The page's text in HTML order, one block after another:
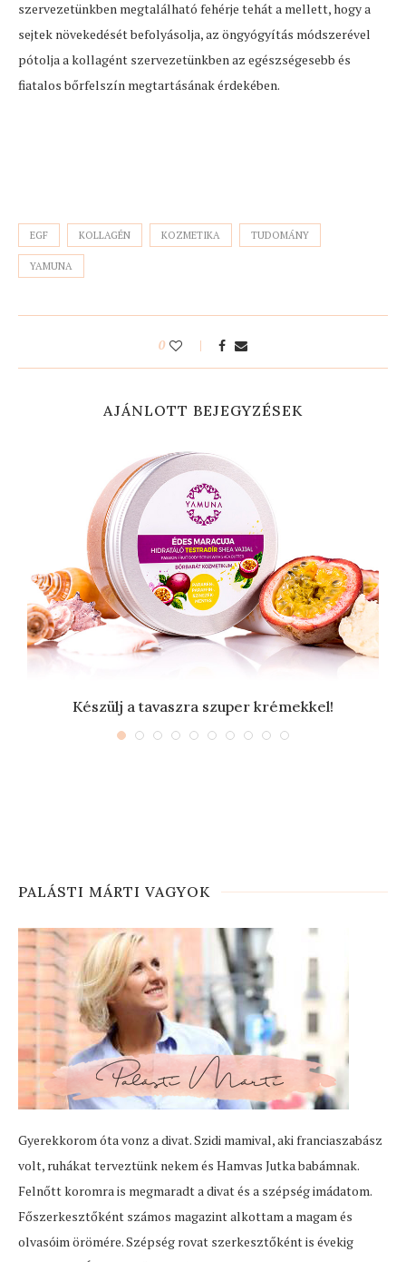
szervezetünkben megtalálható fehérje tehát a mellett, hogy a
sejtek növekedését befolyásolja, az öngyógyítás módszerével
pótolja a kollagént szervezetünkben az egészségesebb és
fiatalos bőrfelszín megtartásának érdekében.
EGF KOLLAGÉN KOZMETIKA TUDOMÁNY
YAMUNA
0
AJÁNLOTT BEJEGYZÉSEK
Készülj a tavaszra szuper krémekkel!
PALÁSTI MÁRTI VAGYOK
Gyerekkorom óta vonz a divat. Szidi mamival, aki franciaszabász
volt, ruhákat terveztünk nekem és Hamvas Jutka babámnak.
Felnőtt koromra is megmaradt a divat és a szépség imádatom.
Főszerkesztőként számos magazint alkottam a magam és
olvasóim örömére. Szépség rovat szerkesztőként is évekig